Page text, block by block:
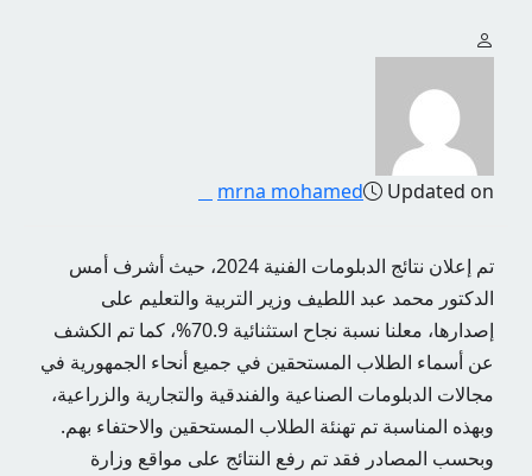
mrna mohamed Updated on
تم إعلان نتائج الدبلومات الفنية 2024، حيث أشرف أمس
الدكتور محمد عبد اللطيف وزير التربية والتعليم على
إصدارها، معلنا نسبة نجاح استثنائية 70.9%، كما تم الكشف
عن أسماء الطلاب المستحقين في جميع أنحاء الجمهورية في
مجالات الدبلومات الصناعية والفندقية والتجارية والزراعية،
وبهذه المناسبة تم تهنئة الطلاب المستحقين والاحتفاء بهم.
وبحسب المصادر فقد تم رفع النتائج على مواقع وزارة